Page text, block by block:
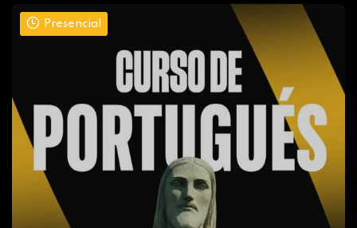
Presencial